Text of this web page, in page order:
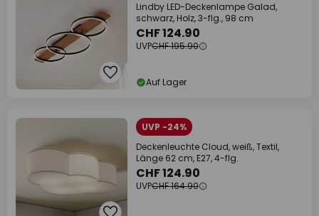
Lindby LED-Deckenlampe Galad,
schwarz, Holz, 3-flg., 98 cm
CHF 124.90
UVPCHF 195.90
Auf Lager
UVP -24%
Deckenleuchte Cloud, weiß, Textil,
Länge 62 cm, E27, 4-flg.
CHF 124.90
UVPCHF 164.90